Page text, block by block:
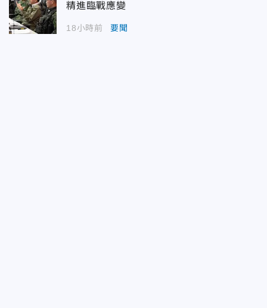
精進臨戰應變
18小時前 要聞